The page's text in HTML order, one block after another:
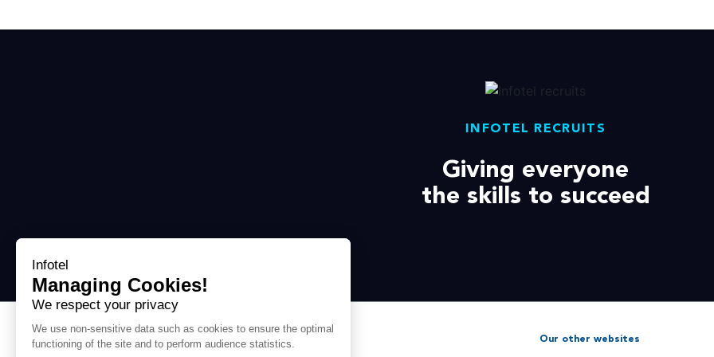
INFOTEL RECRUITS
Giving everyone
the skills to succeed
Support Our other websites
Infotel
Managing Cookies!
We respect your privacy
We use non-sensitive data such as cookies to ensure the optimal
functioning of the site and to perform audience statistics.